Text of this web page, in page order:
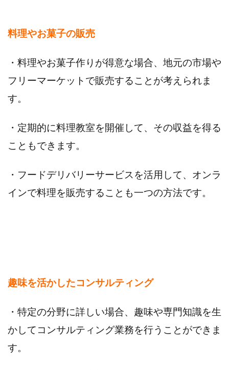
料理やお菓子の販売
・料理やお菓子作りが得意な場合、地元の市場や
フリーマーケットで販売することが考えられま
す。
・定期的に料理教室を開催して、その収益を得る
こともできます。
・フードデリバリーサービスを活用して、オンラ
インで料理を販売することも一つの方法です。
趣味を活かしたコンサルティング
・特定の分野に詳しい場合、趣味や専門知識を生
かしてコンサルティング業務を行うことができま
す。